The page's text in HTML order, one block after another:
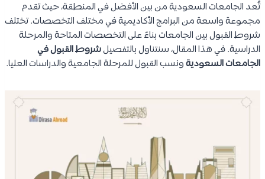
تُعد الجامعات السعودية من بين الأفضل في المنطقة، حيث تقدم
مجموعة واسعة من البرامج الأكاديمية في مختلف التخصصات. تختلف
شروط القبول بين الجامعات بناءً على التخصصات المتاحة والمرحلة
الدراسية. في هذا المقال، سنتناول بالتفصيلشروط القبول في
الجامعات السعوديةونسب القبول للمرحلة الجامعية والدراسات العليا.